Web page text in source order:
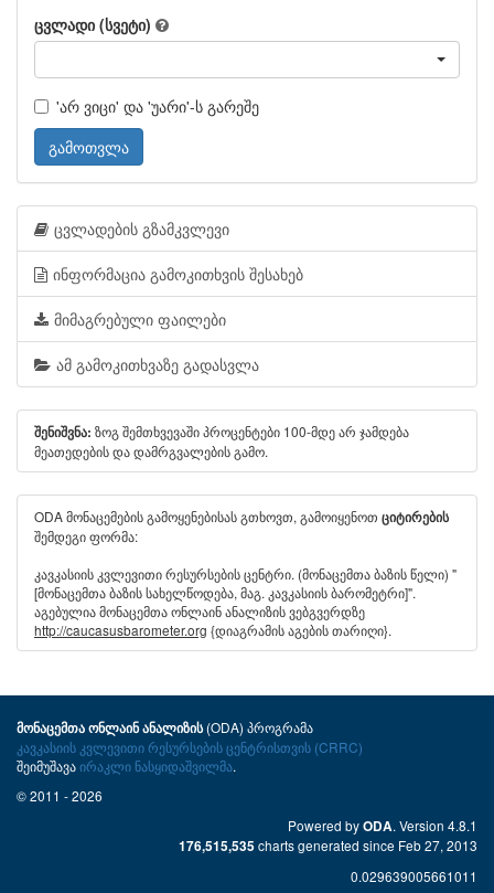
ცვლადი (სვეტი)
'არ ვიცი' და 'უარი'-ს გარეშე
გამოთვლა
ცვლადების გზამკვლევი
ინფორმაცია გამოკითხვის შესახებ
მიმაგრებული ფაილები
ამ გამოკითხვაზე გადასვლა
შენიშვნა: ზოგ შემთხვევაში პროცენტები 100-მდე არ ჯამდება
მეათედების და დამრგვალების გამო.
ODA მონაცემების გამოყენებისას გთხოვთ, გამოიყენოთ ციტირების
შემდეგი ფორმა:
კავკასიის კვლევითი რესურსების ცენტრი. (მონაცემთა ბაზის წელი) "
[მონაცემთა ბაზის სახელწოდება, მაგ. კავკასიის ბარომეტრი]".
აგებულია მონაცემთა ონლაინ ანალიზის ვებგვერდზე
http://caucasusbarometer.org {დიაგრამის აგების თარიღი}.
მონაცემთა ონლაინ ანალიზის(ODA) პროგრამა
კავკასიის კვლევითი რესურსების ცენტრისთვის (CRRC)
შეიმუშავაირაკლი ნასყიდაშვილმა.
© 2011 - 2026
Powered byODA. Version 4.8.1
176,515,535 charts generated since Feb 27, 2013
0.029639005661011